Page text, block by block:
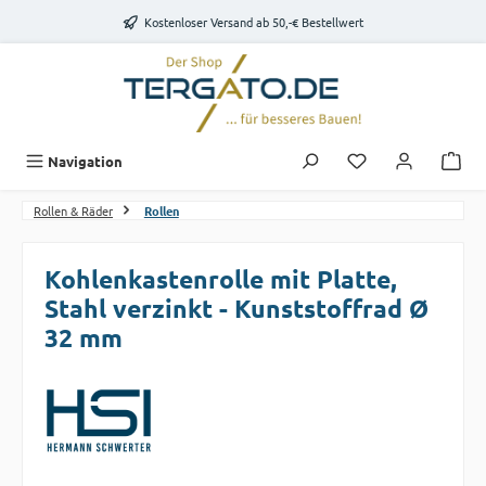
Zum Hauptinhalt springenKostenloser Versand ab 50,-€ Bestellwert
Navigation Du hast 0
Rollen & Räder Rollen
Kohlenkastenrolle mit Platte,
Stahl verzinkt - Kunststoffrad Ø
32 mm